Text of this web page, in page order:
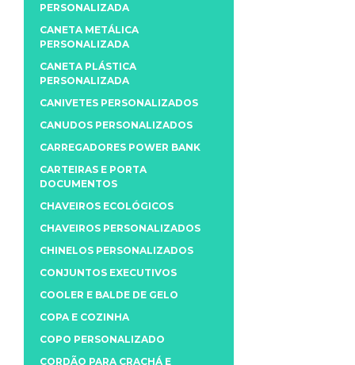
PERSONALIZADA
CANETA METÁLICA
PERSONALIZADA
CANETA PLÁSTICA
PERSONALIZADA
CANIVETES PERSONALIZADOS
CANUDOS PERSONALIZADOS
CARREGADORES POWER BANK
CARTEIRAS E PORTA
DOCUMENTOS
CHAVEIROS ECOLÓGICOS
CHAVEIROS PERSONALIZADOS
CHINELOS PERSONALIZADOS
CONJUNTOS EXECUTIVOS
COOLER E BALDE DE GELO
COPA E COZINHA
COPO PERSONALIZADO
CORDÃO PARA CRACHÁ E